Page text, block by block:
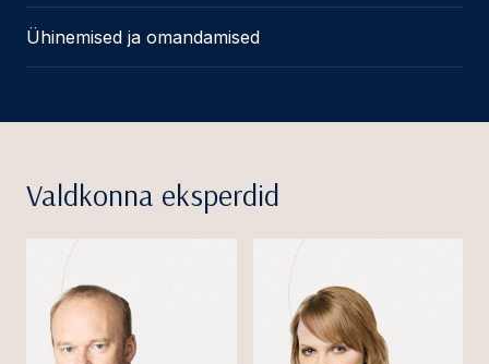
Ühinemised ja omandamised
Valdkonna eksperdid